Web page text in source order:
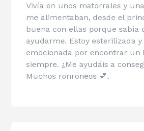
Vivía en unos matorrales y
me alimentaban, desde el
buena con ellas porque sabía
ayudarme. Estoy esterilizada
emocionada por encontrar un
siempre. ¿Me ayudáis a
Muchos ronroneos 💕.